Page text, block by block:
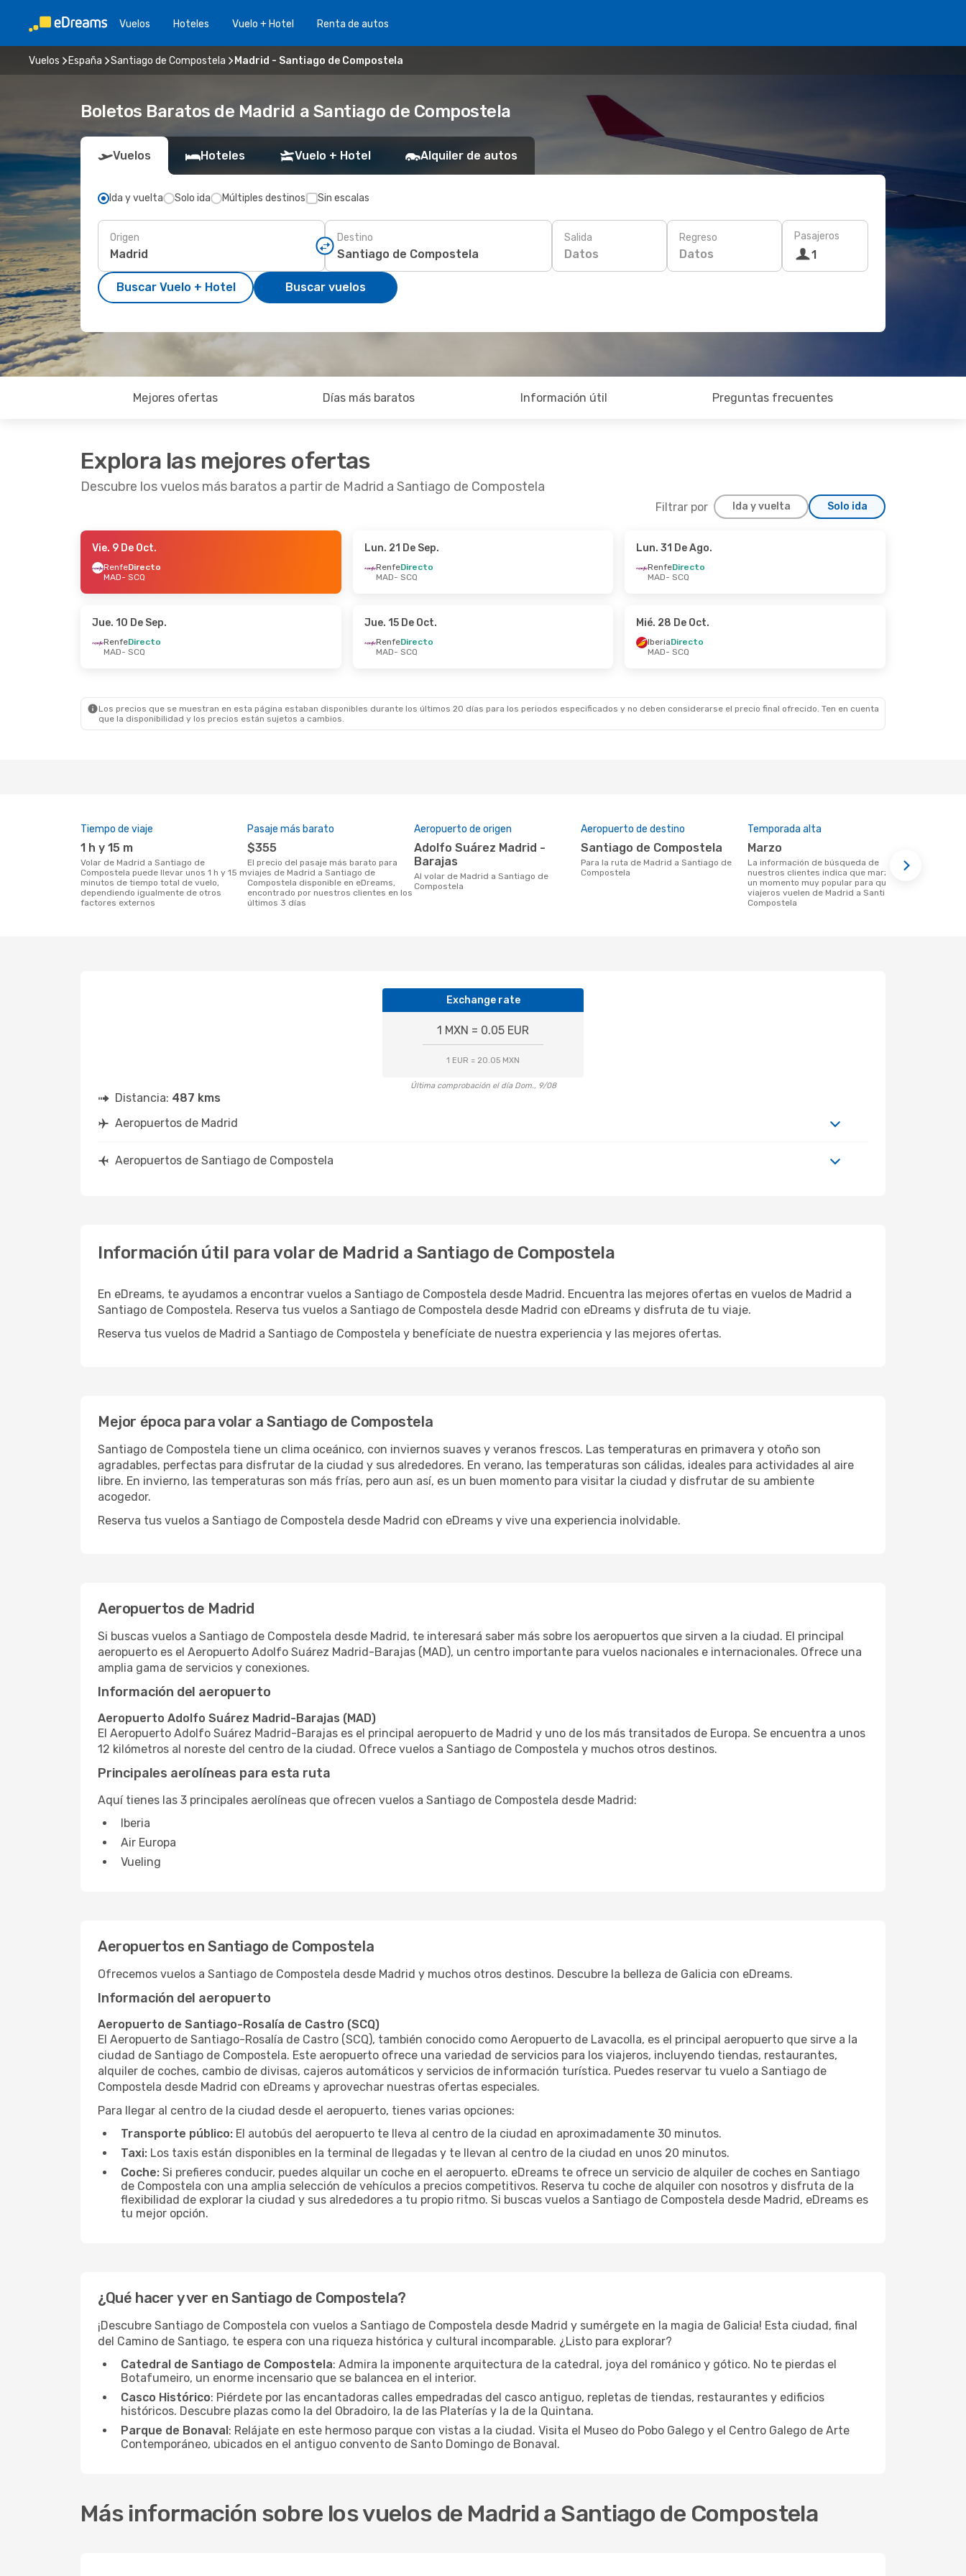
Vuelos Hoteles Vuelo + Hotel Renta de autos
Vuelos España Santiago de Compostela Madrid - Santiago de Compostela
Boletos Baratos de Madrid a Santiago de Compostela
Vuelos Hoteles Vuelo + Hotel Alquiler de autos
Ida y vuelta Solo ida Múltiples destinos Sin escalas
Origen Destino Salida
Datos
Regreso
Datos
Pasajeros
1
Buscar Vuelo + Hotel Buscar vuelos
Mejores ofertas Días más baratos Información útil Preguntas frecuentes
Explora las mejores ofertas
Descubre los vuelos más baratos a partir de Madrid a Santiago de Compostela
Filtrar por Ida y vuelta Solo ida
- Jue. 10 De Sep.
- Mar. 1 De Sep. - Vie. 6 De Nov.
SCQ
- MAD
- Vie. 2 De Oct.
- MAD
Vie. 9 De Oct.
RenfeDirecto
MAD- SCQ
Lun. 21 De Sep.
RenfeDirecto
MAD- SCQ
Lun. 31 De Ago.
RenfeDirecto
MAD- SCQ
Jue. 10 De Sep.
RenfeDirecto
MAD- SCQ
Jue. 15 De Oct.
RenfeDirecto
MAD- SCQ
Mié. 28 De Oct.
IberiaDirecto
MAD- SCQ
Los precios que se muestran en esta página estaban disponibles durante los últimos 20 días para los periodos especificados y no deben considerarse el precio final ofrecido. Ten en cuenta
que la disponibilidad y los precios están sujetos a cambios.
Tiempo de viaje
1 h y 15 m
Volar de Madrid a Santiago de
Compostela puede llevar unos 1 h y 15 m
minutos de tiempo total de vuelo,
dependiendo igualmente de otros
factores externos
Pasaje más barato
$355
El precio del pasaje más barato para
viajes de Madrid a Santiago de
Compostela disponible en eDreams,
encontrado por nuestros clientes en los
últimos 3 días
Aeropuerto de origen
Adolfo Suárez Madrid -
Barajas
Al volar de Madrid a Santiago de
Compostela
Aeropuerto de destino
Santiago de Compostela
Para la ruta de Madrid a Santiago de
Compostela
Temporada alta
marzo
La información de búsqueda de
nuestros clientes indica que marzo es
un momento muy popular para que los
viajeros vuelen de Madrid a Santiago de
Compostela
Exchange rate
1 MXN = 0.05 EUR
1 EUR = 20.05 MXN
Última comprobación el día Dom., 9/08
Distancia: 487 kms
Aeropuertos de Madrid
Aeropuertos de Santiago de Compostela
Información útil para volar de Madrid a Santiago de Compostela
En eDreams, te ayudamos a encontrar vuelos a Santiago de Compostela desde Madrid. Encuentra las mejores ofertas en vuelos de Madrid a
Santiago de Compostela. Reserva tus vuelos a Santiago de Compostela desde Madrid con eDreams y disfruta de tu viaje.
Reserva tus vuelos de Madrid a Santiago de Compostela y benefíciate de nuestra experiencia y las mejores ofertas.
Mejor época para volar a Santiago de Compostela
Santiago de Compostela tiene un clima oceánico, con inviernos suaves y veranos frescos. Las temperaturas en primavera y otoño son
agradables, perfectas para disfrutar de la ciudad y sus alrededores. En verano, las temperaturas son cálidas, ideales para actividades al aire
libre. En invierno, las temperaturas son más frías, pero aun así, es un buen momento para visitar la ciudad y disfrutar de su ambiente
acogedor.
Reserva tus vuelos a Santiago de Compostela desde Madrid con eDreams y vive una experiencia inolvidable.
Aeropuertos de Madrid
Si buscas vuelos a Santiago de Compostela desde Madrid, te interesará saber más sobre los aeropuertos que sirven a la ciudad. El principal
aeropuerto es el Aeropuerto Adolfo Suárez Madrid-Barajas (MAD), un centro importante para vuelos nacionales e internacionales. Ofrece una
amplia gama de servicios y conexiones.
Información del aeropuerto
Aeropuerto Adolfo Suárez Madrid-Barajas (MAD)
El Aeropuerto Adolfo Suárez Madrid-Barajas es el principal aeropuerto de Madrid y uno de los más transitados de Europa. Se encuentra a unos
12 kilómetros al noreste del centro de la ciudad. Ofrece vuelos a Santiago de Compostela y muchos otros destinos.
Principales aerolíneas para esta ruta
Aquí tienes las 3 principales aerolíneas que ofrecen vuelos a Santiago de Compostela desde Madrid:
Iberia
Air Europa
Vueling
Aeropuertos en Santiago de Compostela
Ofrecemos vuelos a Santiago de Compostela desde Madrid y muchos otros destinos. Descubre la belleza de Galicia con eDreams.
Información del aeropuerto
Aeropuerto de Santiago-Rosalía de Castro (SCQ)
El Aeropuerto de Santiago-Rosalía de Castro (SCQ), también conocido como Aeropuerto de Lavacolla, es el principal aeropuerto que sirve a la
ciudad de Santiago de Compostela. Este aeropuerto ofrece una variedad de servicios para los viajeros, incluyendo tiendas, restaurantes,
alquiler de coches, cambio de divisas, cajeros automáticos y servicios de información turística. Puedes reservar tu vuelo a Santiago de
Compostela desde Madrid con eDreams y aprovechar nuestras ofertas especiales.
Para llegar al centro de la ciudad desde el aeropuerto, tienes varias opciones:
Transporte público: El autobús del aeropuerto te lleva al centro de la ciudad en aproximadamente 30 minutos.
Taxi: Los taxis están disponibles en la terminal de llegadas y te llevan al centro de la ciudad en unos 20 minutos.
Coche: Si prefieres conducir, puedes alquilar un coche en el aeropuerto. eDreams te ofrece un servicio de alquiler de coches en Santiago
de Compostela con una amplia selección de vehículos a precios competitivos. Reserva tu coche de alquiler con nosotros y disfruta de la
flexibilidad de explorar la ciudad y sus alrededores a tu propio ritmo. Si buscas vuelos a Santiago de Compostela desde Madrid, eDreams es
tu mejor opción.
¿Qué hacer y ver en Santiago de Compostela?
¡Descubre Santiago de Compostela con vuelos a Santiago de Compostela desde Madrid y sumérgete en la magia de Galicia! Esta ciudad, final
del Camino de Santiago, te espera con una riqueza histórica y cultural incomparable. ¿Listo para explorar?
Catedral de Santiago de Compostela: Admira la imponente arquitectura de la catedral, joya del románico y gótico. No te pierdas el
Botafumeiro, un enorme incensario que se balancea en el interior.
Casco Histórico: Piérdete por las encantadoras calles empedradas del casco antiguo, repletas de tiendas, restaurantes y edificios
históricos. Descubre plazas como la del Obradoiro, la de las Platerías y la de la Quintana.
Parque de Bonaval: Relájate en este hermoso parque con vistas a la ciudad. Visita el Museo do Pobo Galego y el Centro Galego de Arte
Contemporáneo, ubicados en el antiguo convento de Santo Domingo de Bonaval.
Más información sobre los vuelos de Madrid a Santiago de Compostela